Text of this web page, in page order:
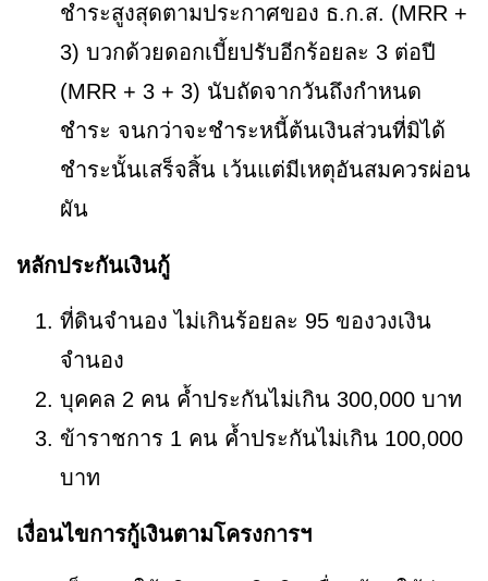
ชำระสูงสุดตามประกาศของ ธ.ก.ส. (MRR +
3) บวกด้วยดอกเบี้ยปรับอีกร้อยละ 3 ต่อปี
(MRR + 3 + 3) นับถัดจากวันถึงกำหนด
ชำระ จนกว่าจะชำระหนี้ต้นเงินส่วนที่มิได้
ชำระนั้นเสร็จสิ้น เว้นแต่มีเหตุอันสมควรผ่อน
ผัน
หลักประกันเงินกู้
ที่ดินจำนอง ไม่เกินร้อยละ 95 ของวงเงิน
จำนอง
บุคคล 2 คน ค้ำประกันไม่เกิน 300,000 บาท
ข้าราชการ 1 คน ค้ำประกันไม่เกิน 100,000
บาท
เงื่อนไขการกู้เงินตามโครงการฯ